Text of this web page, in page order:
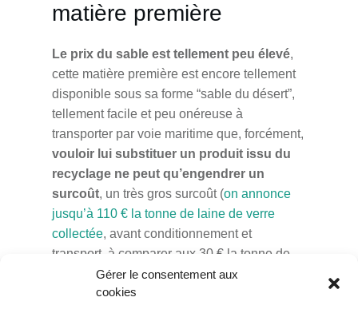
Gérer le consentement aux
cookies
matière première
Le prix du sable est tellement peu élevé,
cette matière première est encore tellement
disponible sous sa forme “sable du désert”,
tellement facile et peu onéreuse à
transporter par voie maritime que, forcément,
vouloir lui substituer un produit issu du
recyclage ne peut qu’engendrer un
surcoût, un très gros surcoût (on annonce
jusqu’à 110 € la tonne de laine de verre
collectée, avant conditionnement et
transport, à comparer aux 30 € la tonne de
sable…).